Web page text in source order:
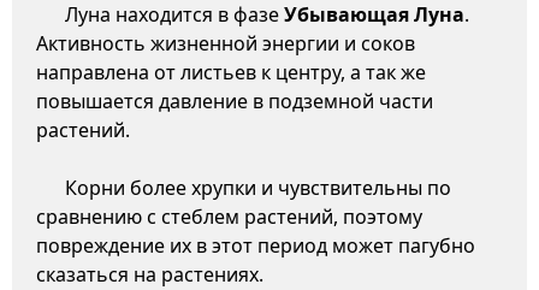
Луна находится в фазеУбывающая Луна.
Активность жизненной энергии и соков
направлена от листьев к центру, а так же
повышается давление в подземной части
растений.
Корни более хрупки и чувствительны по
сравнению с стеблем растений, поэтому
повреждение их в этот период может пагубно
сказаться на растениях.